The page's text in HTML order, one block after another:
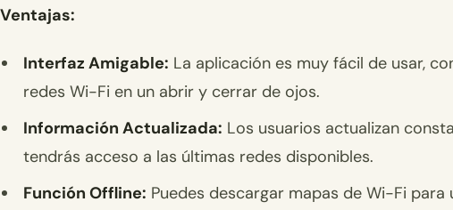
Ventajas:
Interfaz Amigable: La aplicación es muy fácil de usar,
redes Wi-Fi en un abrir y cerrar de ojos.
Información Actualizada: Los usuarios actualizan
tendrás acceso a las últimas redes disponibles.
Función Offline: Puedes descargar mapas de Wi-Fi